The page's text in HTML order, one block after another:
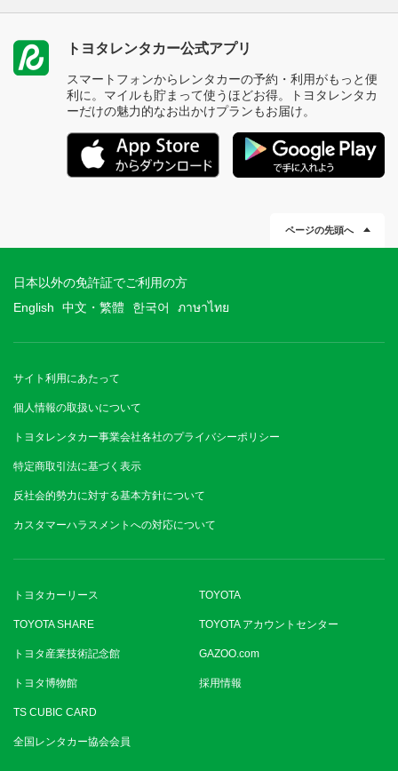
トヨタレンタカー公式アプリ
スマートフォンからレンタカーの予約・利用がもっと便
利に。マイルも貯まって使うほどお得。トヨタレンタカ
ーだけの魅力的なお出かけプランもお届け。
ページの先頭へ
日本以外の免許証でご利用の方
English
中文・繁體 한국어 ภาษาไทย
サイト利用にあたって
個人情報の取扱いについて
トヨタレンタカー事業会社各社のプライバシーポリシー
特定商取引法に基づく表示
反社会的勢力に対する基本方針について
カスタマーハラスメントへの対応について
トヨタカーリース TOYOTA
TOYOTA SHARE TOYOTA アカウントセンター
トヨタ産業技術記念館 GAZOO.com
トヨタ博物館 採用情報
TS CUBIC CARD
全国レンタカー協会会員